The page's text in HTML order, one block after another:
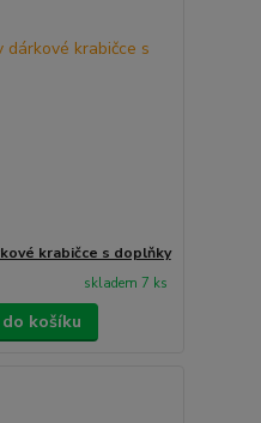
krabičce s doplňky
skladem 7 ks
košíku